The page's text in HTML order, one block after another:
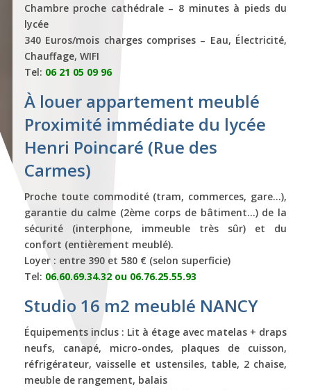
Chambre proche cathédrale – 8 minutes à pieds du
lycée
340 Euros/mois charges comprises – Eau, Électricité,
Chauffage, WIFI
Tel: 06 21 05 09 96
À louer appartement meublé
Proximité immédiate du lycée
Henri Poincaré (Rue des
Carmes)
Proche toute commodité (tram, commerces, gare…),
garantie du calme (2ème corps de bâtiment…) de la
sécurité (interphone, immeuble très sûr) et du
confort (entièrement meublé).
Loyer : entre 390 et 580 € (selon superficie)
Tel: 06.60.69.34.32 ou 06.76.25.55.93
Studio 16 m2 meublé NANCY
Équipements inclus : Lit à étage avec matelas + draps
neufs, canapé, micro-ondes, plaques de cuisson,
réfrigérateur, vaisselle et ustensiles, table, 2 chaise,
meuble de rangement, balais